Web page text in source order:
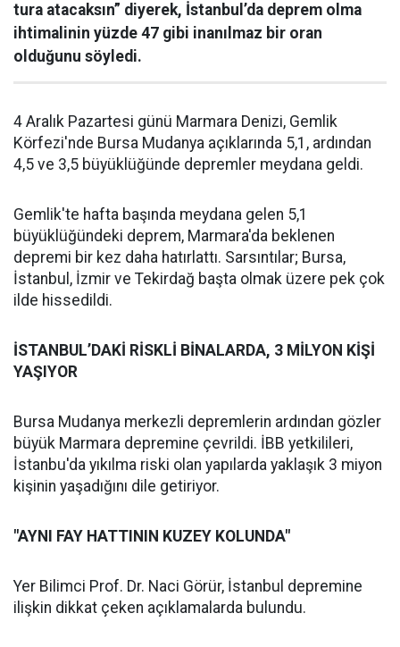
tura atacaksın” diyerek, İstanbul’da deprem olma
ihtimalinin yüzde 47 gibi inanılmaz bir oran
olduğunu söyledi.
4 Aralık Pazartesi günü Marmara Denizi, Gemlik
Körfezi'nde Bursa Mudanya açıklarında 5,1, ardından
4,5 ve 3,5 büyüklüğünde depremler meydana geldi.
Gemlik'te hafta başında meydana gelen 5,1
büyüklüğündeki deprem, Marmara'da beklenen
depremi bir kez daha hatırlattı. Sarsıntılar; Bursa,
İstanbul, İzmir ve Tekirdağ başta olmak üzere pek çok
ilde hissedildi.
İSTANBUL’DAKİ RİSKLİ BİNALARDA, 3 MİLYON KİŞİ
YAŞIYOR
Bursa Mudanya merkezli depremlerin ardından gözler
büyük Marmara depremine çevrildi. İBB yetkilileri,
İstanbu'da yıkılma riski olan yapılarda yaklaşık 3 miyon
kişinin yaşadığını dile getiriyor.
"AYNI FAY HATTININ KUZEY KOLUNDA"
Yer Bilimci Prof. Dr. Naci Görür, İstanbul depremine
ilişkin dikkat çeken açıklamalarda bulundu.